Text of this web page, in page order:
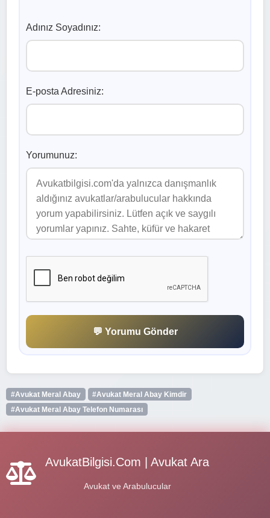
Adınız Soyadınız:
E-posta Adresiniz:
Yorumunuz:
💬 Yorumu Gönder
#Avukat Meral Abay
#Avukat Meral Abay Kimdir
#Avukat Meral Abay Telefon Numarası
AvukatBilgisi.Com | Avukat Ara
Avukat ve Arabulucular